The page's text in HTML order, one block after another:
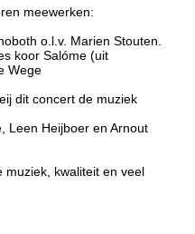
meewerken:
o.l.v. Marien Stouten.
koor Salóme (uit
Wege
dit concert de muziek
Leen Heijboer en Arnout
muziek, kwaliteit en veel